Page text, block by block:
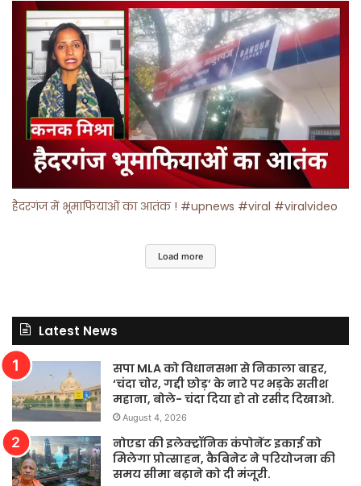
हैदरगंज में भूमाफियाओं का आतंक ! #upnews #viral #viralvideo
Load more
Latest News
सपा MLA को विधानसभा से निकाला बाहर,
‘चंदा चोर, गद्दी छोड़’ के नारे पर भड़के सतीश
महाना, बोले- चंदा दिया हो तो रसीद दिखाओ.
August 4, 2026
नोएडा की इलेक्ट्रॉनिक कंपोनेंट इकाई को
मिलेगा प्रोत्साहन, कैबिनेट ने परियोजना की
समय सीमा बढ़ाने को दी मंजूरी.